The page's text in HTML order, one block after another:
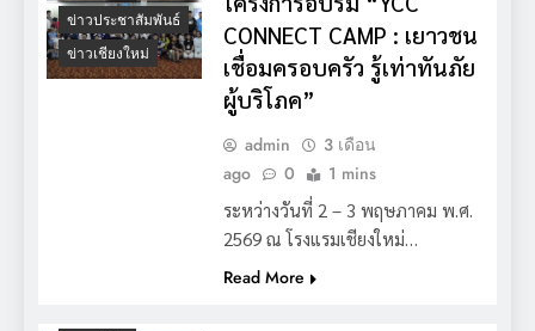
ข่าวประชาสัมพันธ์
ข่าวเชียงใหม่
CONNECT CAMP : เยาวชน
เชื่อมครอบครัว รู้เท่าทันภัย
ผู้บริโภค”
admin
3 เดือน
ago
0 1 mins
ระหว่างวันที่ 2 – 3 พฤษภาคม พ.ศ.
2569 ณ โรงแรมเชียงใหม่…
Read More